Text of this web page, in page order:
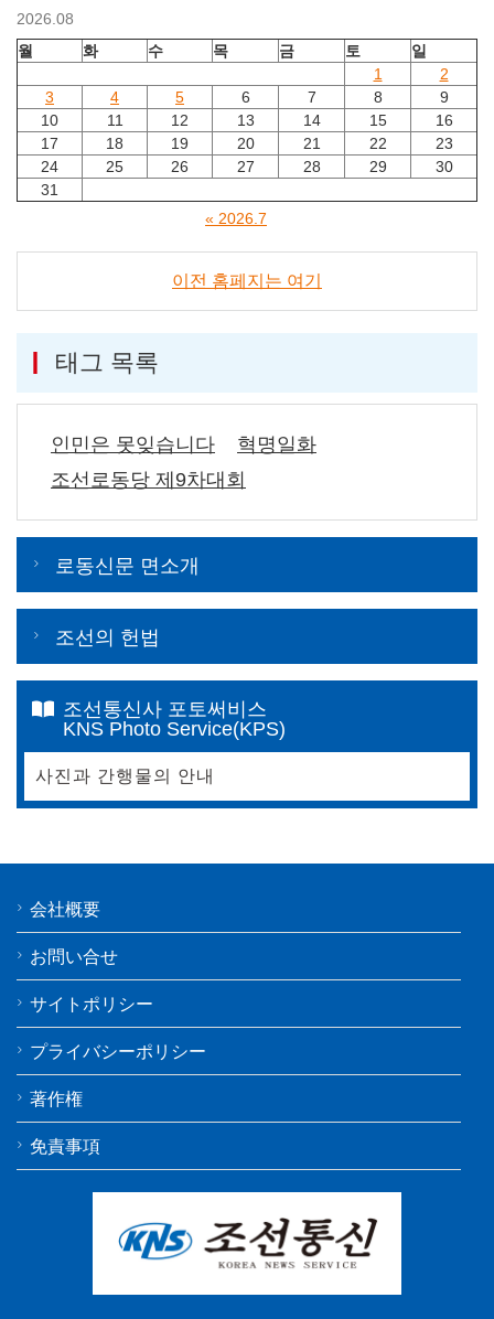
2026.08
월
화 수 목 금 토
일
1
2
3
4 5 6 7 8
9
10
11 12 13 14 15
16
17
18 19 20 21 22
23
24
25 26 27 28 29
30
31
« 2026.7
이전 홈페지는 여기
태그 목록
인민은 못잊습니다
혁명일화
조선로동당 제9차대회
로동신문 면소개
조선의 헌법
조선통신사 포토써비스
KNS Photo Service(KPS)
사진과 간행물의 안내
会社概要
お問い合せ
サイトポリシー
プライバシーポリシー
著作権
免責事項